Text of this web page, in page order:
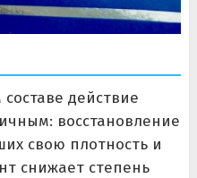
действие
восстановление
свою плотность и
снижает степень